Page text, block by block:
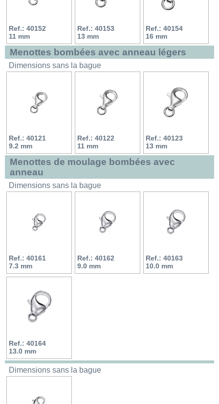
Ref.: 40152
11 mm
Ref.: 40153
13 mm
Ref.: 40154
16 mm
Menottes bombées avec anneau légers
Dimensions sans la bague
Ref.: 40121
9.2 mm
Ref.: 40122
11 mm
Ref.: 40123
13 mm
Menottes de moulage bombées avec
anneau
Dimensions sans la bague
Ref.: 40161
7.3 mm
Ref.: 40162
9.0 mm
Ref.: 40163
10.0 mm
Ref.: 40164
13.0 mm
Dimensions sans la bague